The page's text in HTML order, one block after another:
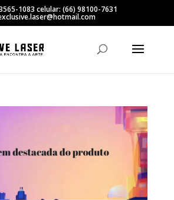
1083 celular: (66) 98100-7631